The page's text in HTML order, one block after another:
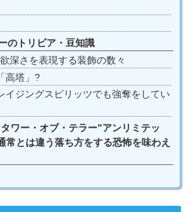
のトリビア・豆知識
深さを表現する装飾の数々
高塔」?
イジングスピリッツでも強奪をしてい
ワー・オブ・テラー”アンリミテッ
常とは違う落ち方をする恐怖を味わえ